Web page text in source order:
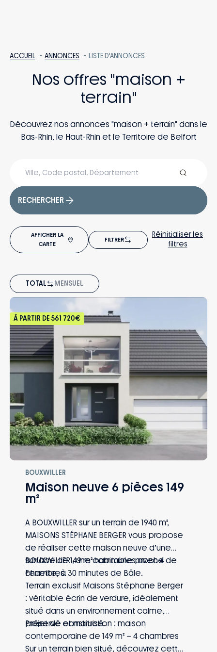
ACCUEIL ANNONCES LISTE D'ANNONCES
Nos offres "maison +
terrain"
Découvrez nos annonces "maison + terrain" dans le
Bas-Rhin, le Haut-Rhin et le Territoire de Belfort
RECHERCHER
AFFICHER LA
CARTE
FILTRER
Réinitialiser les
filtres
TOTAL MENSUEL
À PARTIR DE 561 720€
BOUXWILLER
Maison neuve 6 pièces 149
m²
A BOUXWILLER sur un terrain de 1940 m²,
MAISONS STÉPHANE BERGER vous propose
de réaliser cette maison neuve d’une
surface de 149 m² habitables avec 4
chambres.
BOUXWILLER , une commune proche de
Ferrette, à 30 minutes de Bâle.
Terrain exclusif Maisons Stéphane Berger
: véritable écrin de verdure, idéalement
situé dans un environnement calme,
préservé et maitrisé.
Projet de construction : maison
contemporaine de 149 m² – 4 chambres
Sur un terrain bien situé, découvrez cette